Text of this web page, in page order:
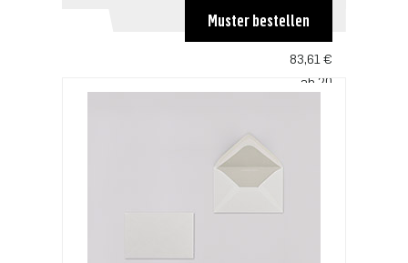
98,01 €
83,61 €
ab 20
Muster bestellen